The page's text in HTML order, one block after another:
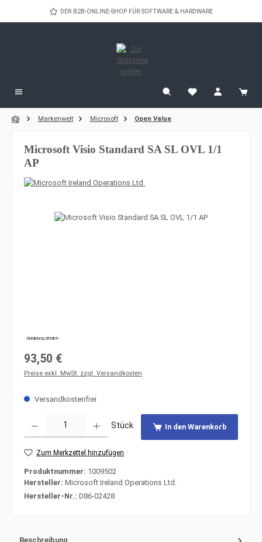
Zum Hauptinhalt springenDER B2B-ONLINE-SHOP FÜR SOFTWARE & HARDWARE
Markenwelt Microsoft Open Value
Microsoft Visio Standard SA SL OVL 1/1
AP
Bildergalerie überspringen
Abbildung ähnlich
Regulärer Preis:
93,50 €
Preise exkl. MwSt. zzgl. Versandkosten
Versandkostenfrei
Stück In den Warenkorb
Zum Merkzettel hinzufügen
Produktnummer: 1009502
Hersteller: Microsoft Ireland Operations Ltd.
Hersteller-Nr.: D86-02428
Beschreibung